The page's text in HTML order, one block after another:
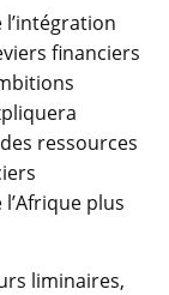
financiers
ressources
plus
liminaires,